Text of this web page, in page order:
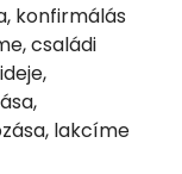
konfirmálás
családi
lakcíme